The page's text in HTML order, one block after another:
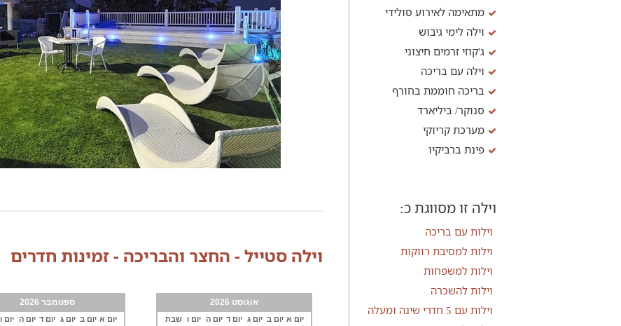
מתאימה לאירוע סולידי
וילה לימי גיבוש
ג'קוזי זרמים חיצוני
וילה עם בריכה
בריכה חוממת בחורף
סנוקר/ ביליארד
מערכת קריוקי
פינת ברביקיו
וילה זו מסווגת כ:
וילות עם בריכה
וילות למסיבת רווקות
וילות למשפחות
וילות להשכרה
וילות עם 5 חדרי שינה ומעלה
וילה סטייל - החצר והבריכה - זמינות חדרים
אוגוסט 2026
יום א יום ב יום ג יום ד יום ה יום ו שבת
ספטמבר 2026
יום א יום ב יום ג יום ד יום ה יום ו